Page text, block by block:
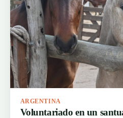
ARGENTINA
Voluntariado en un